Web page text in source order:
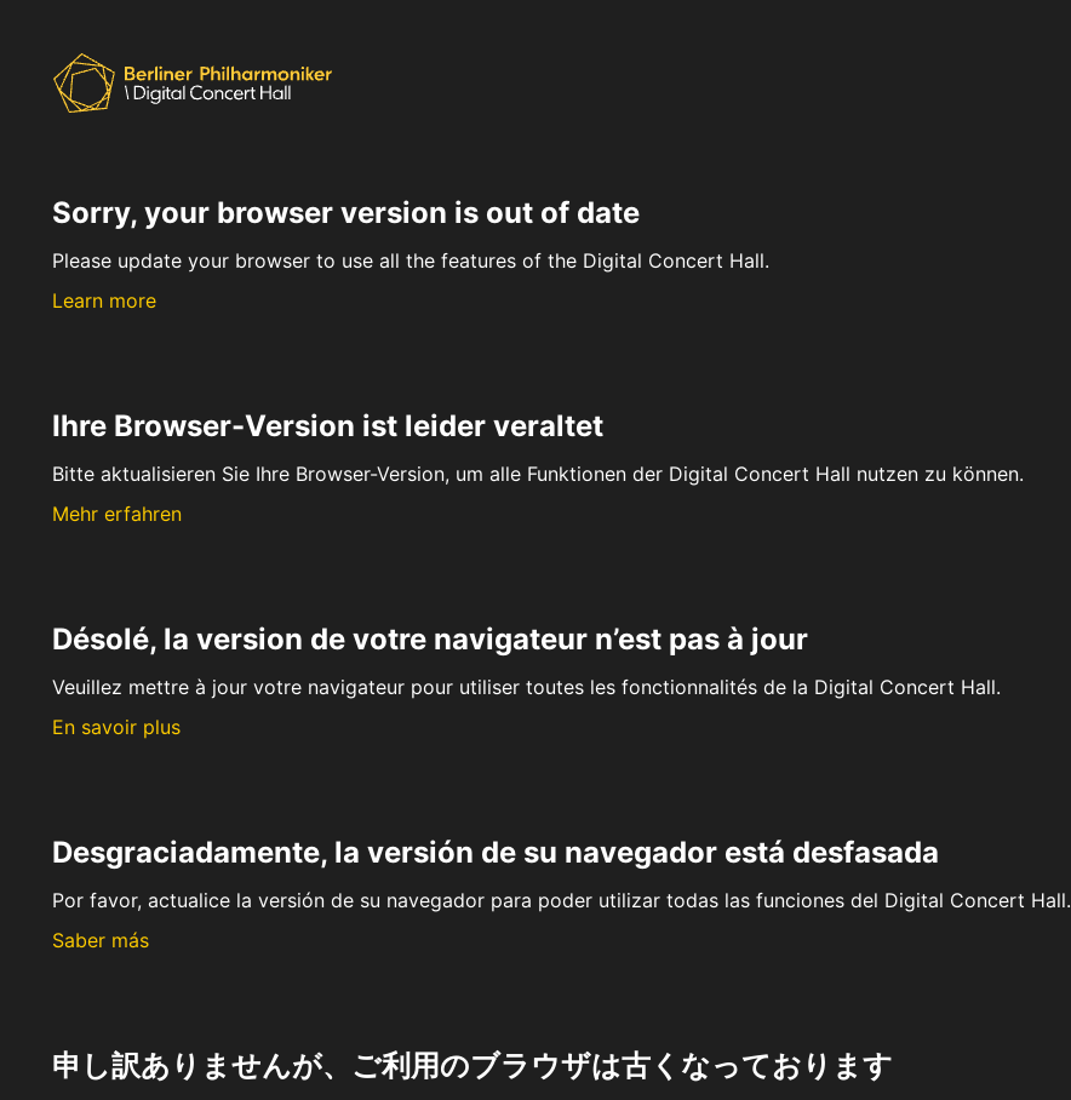
Sorry, your browser version is out of date
Please update your browser to use all the features of the Digital Concert Hall.
Learn more
Ihre Browser-Version ist leider veraltet
Bitte aktualisieren Sie Ihre Browser-Version, um alle Funktionen der Digital Concert Hall nutzen zu können.
Mehr erfahren
Désolé, la version de votre navigateur n’est pas à jour
Veuillez mettre à jour votre navigateur pour utiliser toutes les fonctionnalités de la Digital Concert Hall.
En savoir plus
Desgraciadamente, la versión de su navegador está desfasada
Por favor, actualice la versión de su navegador para poder utilizar todas las funciones del Digital Concert Hall.
Saber más
申し訳ありませんが、ご利用のブラウザは古くなっております